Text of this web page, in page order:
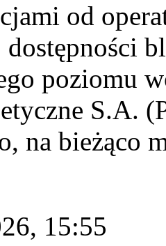
od
dostępności
poziomu
S.A.
na bieżąco
15:55